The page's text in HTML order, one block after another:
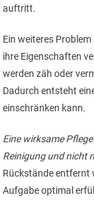
auftritt.
Ein weiteres
ihre Eigenschaften
werden zäh oder
Dadurch entsteht
einschränken kann.
Eine wirksame
Reinigung und nicht
Rückstände entfernt
Aufgabe optimal